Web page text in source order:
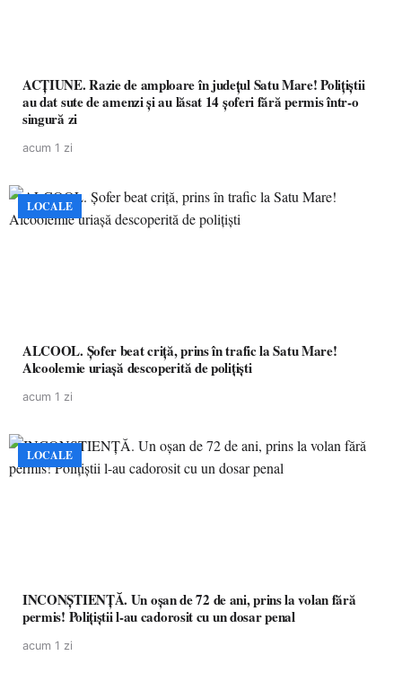
ACȚIUNE. Razie de amploare în județul Satu Mare! Polițiștii
au dat sute de amenzi și au lăsat 14 șoferi fără permis într-o
singură zi
acum 1 zi
LOCALE
ALCOOL. Șofer beat criță, prins în trafic la Satu Mare!
Alcoolemie uriașă descoperită de polițiști
acum 1 zi
LOCALE
INCONȘTIENȚĂ. Un oșan de 72 de ani, prins la volan fără
permis! Polițiștii l-au cadorosit cu un dosar penal
acum 1 zi